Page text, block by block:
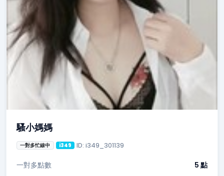
騷小媽媽
一對多忙線中 i349 ID: i349_301139
一對多點數 5 點